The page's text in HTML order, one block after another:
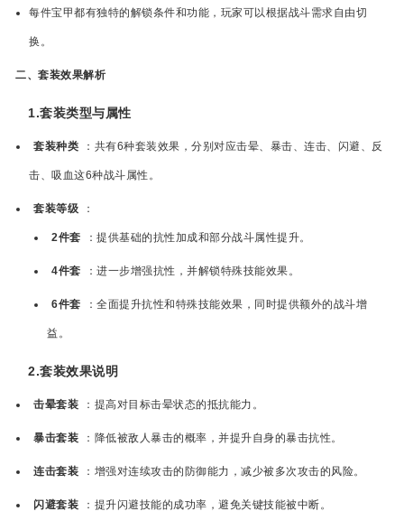
每件宝甲都有独特的解锁条件和功能，玩家可以根据战斗需求自由切
换。
二、套装效果解析
1.套装类型与属性
套装种类 ：共有6种套装效果，分别对应击晕、暴击、连击、闪避、反
击、吸血这6种战斗属性。
套装等级 ：
2件套 ：提供基础的抗性加成和部分战斗属性提升。
4件套 ：进一步增强抗性，并解锁特殊技能效果。
6件套 ：全面提升抗性和特殊技能效果，同时提供额外的战斗增
益。
2.套装效果说明
击晕套装 ：提高对目标击晕状态的抵抗能力。
暴击套装 ：降低被敌人暴击的概率，并提升自身的暴击抗性。
连击套装 ：增强对连续攻击的防御能力，减少被多次攻击的风险。
闪避套装 ：提升闪避技能的成功率，避免关键技能被中断。